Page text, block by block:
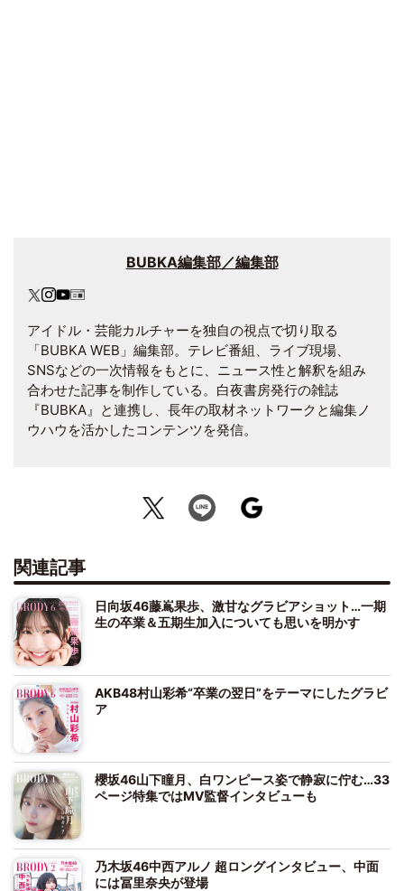
BUBKA編集部／編集部
アイドル・芸能カルチャーを独自の視点で切り取る
「BUBKA WEB」編集部。テレビ番組、ライブ現場、
SNSなどの一次情報をもとに、ニュース性と解釈を組み
合わせた記事を制作している。白夜書房発行の雑誌
『BUBKA』と連携し、長年の取材ネットワークと編集ノ
ウハウを活かしたコンテンツを発信。
関連記事
日向坂46藤嶌果歩、激甘なグラビアショット…一期
生の卒業＆五期生加入についても思いを明かす
AKB48村山彩希“卒業の翌日”をテーマにしたグラビ
ア
櫻坂46山下瞳月、白ワンピース姿で静寂に佇む…33
ページ特集ではMV監督インタビューも
乃木坂46中西アルノ 超ロングインタビュー、中面
には冨里奈央が登場